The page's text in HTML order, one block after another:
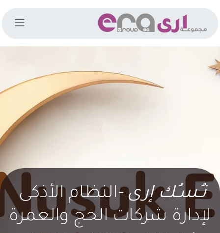
نـُسـُك إرى-النظام الأذكى
لإدارة شركات الحج والعمرة